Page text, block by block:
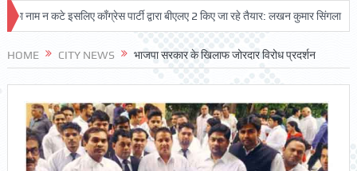
न कटे इसलिए काँग्रेस पार्टी द्वारा बीएलए 2 किए जा रहे तैयार: लखन कुमार सिंगला
HOME CITY NEWS भाजपा सरकार के खिलाफ जोरदार विरोध प्रदर्शन